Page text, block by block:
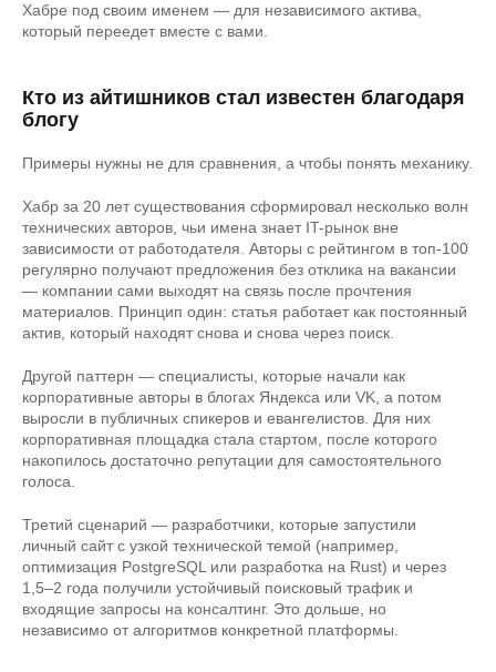
Хабре под своим именем — для независимого актива,
который переедет вместе с вами.
Кто из айтишников стал известен благодаря
блогу
Примеры нужны не для сравнения, а чтобы понять механику.
Хабр за 20 лет существования сформировал несколько волн
технических авторов, чьи имена знает IT-рынок вне
зависимости от работодателя. Авторы с рейтингом в топ-100
регулярно получают предложения без отклика на вакансии
— компании сами выходят на связь после прочтения
материалов. Принцип один: статья работает как постоянный
актив, который находят снова и снова через поиск.
Другой паттерн — специалисты, которые начали как
корпоративные авторы в блогах Яндекса или VK, а потом
выросли в публичных спикеров и евангелистов. Для них
корпоративная площадка стала стартом, после которого
накопилось достаточно репутации для самостоятельного
голоса.
Третий сценарий — разработчики, которые запустили
личный сайт с узкой технической темой (например,
оптимизация PostgreSQL или разработка на Rust) и через
1,5–2 года получили устойчивый поисковый трафик и
входящие запросы на консалтинг. Это дольше, но
независимо от алгоритмов конкретной платформы.